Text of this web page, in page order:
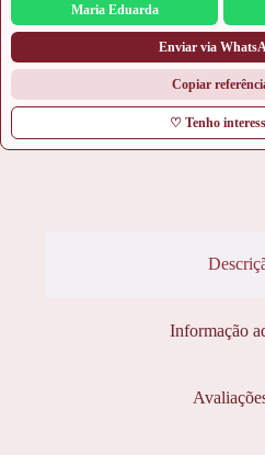
Maria Eduarda
Enviar via
Copiar
♡ Tenho
Informação